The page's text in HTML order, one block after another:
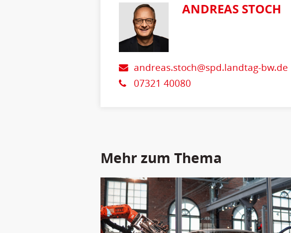
ANDREAS STOCH
andreas.stoch@spd.landtag-bw.de
07321 40080
Mehr zum Thema